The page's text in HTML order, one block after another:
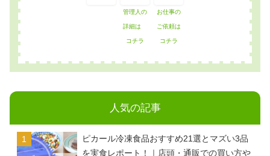
管理人の
詳細は
コチラ
お仕事の
ご依頼は
コチラ
人気の記事
ピカール冷凍食品おすすめ21選とマズい3品
を実食レポート！｜店頭・通販での買い方や